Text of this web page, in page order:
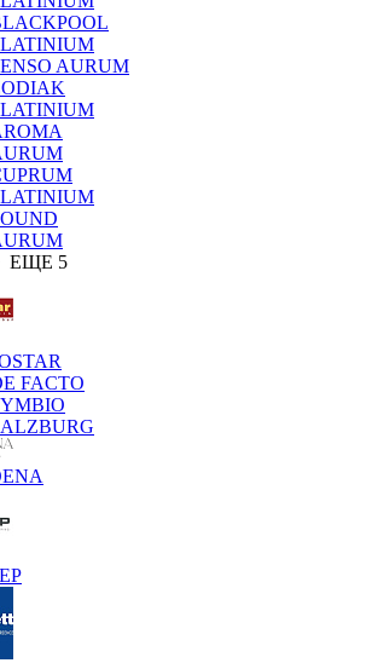
AURUM
ЕЩЕ 5
FACTO